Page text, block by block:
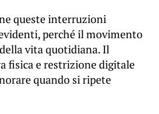
queste interruzioni
perché il movimento
vita quotidiana. Il
fisica e restrizione digitale
quando si ripete